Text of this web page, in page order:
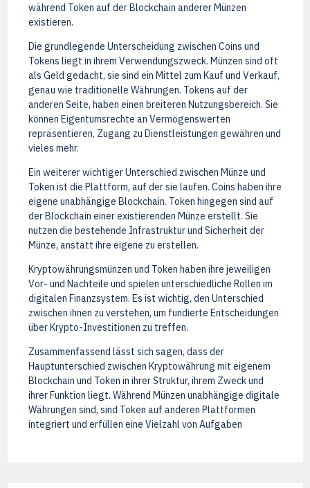
während Token auf der Blockchain anderer Münzen
existieren.
Die grundlegende Unterscheidung zwischen Coins und
Tokens liegt in ihrem Verwendungszweck. Münzen sind oft
als Geld gedacht, sie sind ein Mittel zum Kauf und Verkauf,
genau wie traditionelle Währungen. Tokens auf der
anderen Seite, haben einen breiteren Nutzungsbereich. Sie
können Eigentumsrechte an Vermögenswerten
repräsentieren, Zugang zu Dienstleistungen gewähren und
vieles mehr.
Ein weiterer wichtiger Unterschied zwischen Münze und
Token ist die Plattform, auf der sie laufen. Coins haben ihre
eigene unabhängige Blockchain. Token hingegen sind auf
der Blockchain einer existierenden Münze erstellt. Sie
nutzen die bestehende Infrastruktur und Sicherheit der
Münze, anstatt ihre eigene zu erstellen.
Kryptowährungsmünzen und Token haben ihre jeweiligen
Vor- und Nachteile und spielen unterschiedliche Rollen im
digitalen Finanzsystem. Es ist wichtig, den Unterschied
zwischen ihnen zu verstehen, um fundierte Entscheidungen
über Krypto-Investitionen zu treffen.
Zusammenfassend lässt sich sagen, dass der
Hauptunterschied zwischen Kryptowährung mit eigenem
Blockchain und Token in ihrer Struktur, ihrem Zweck und
ihrer Funktion liegt. Während Münzen unabhängige digitale
Währungen sind, sind Token auf anderen Plattformen
integriert und erfüllen eine Vielzahl von Aufgaben